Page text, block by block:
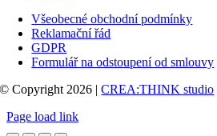
Všeobecné obchodní podmínky
Reklamační řád
GDPR
Formulář na odstoupení od smlouvy
© Copyright 2026 |CREA:THINK studio
Page load link